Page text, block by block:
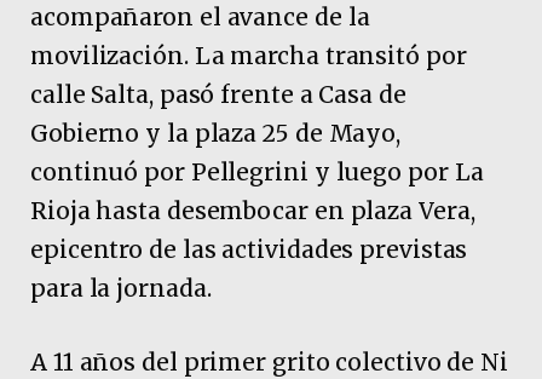
acompañaron el avance de la
movilización. La marcha transitó por
calle Salta, pasó frente a Casa de
Gobierno y la plaza 25 de Mayo,
continuó por Pellegrini y luego por La
Rioja hasta desembocar en plaza Vera,
epicentro de las actividades previstas
para la jornada.
A 11 años del primer grito colectivo de Ni